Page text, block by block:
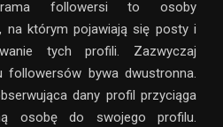
followersi to osoby
na którym pojawiają się posty i
tych profili. Zazwyczaj
followersów bywa dwustronna.
dany profil przyciąga
osobę do swojego profilu.